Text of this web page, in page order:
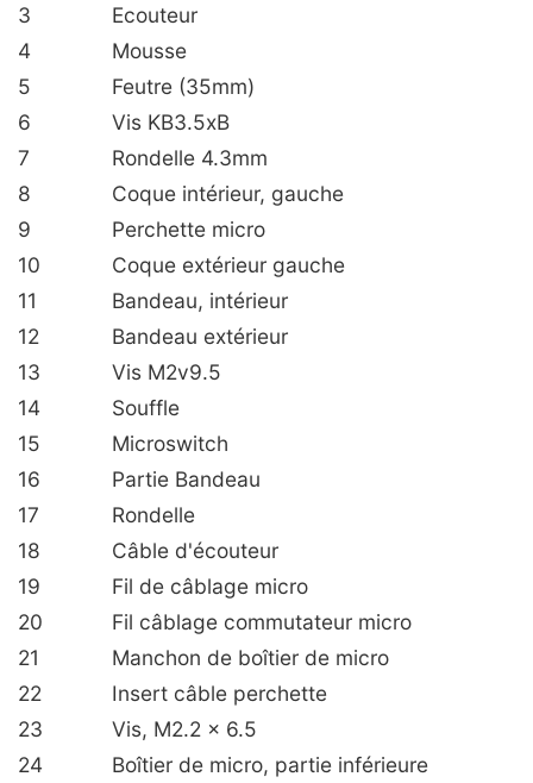
3
Ecouteur
4
Mousse
5
Feutre (35mm)
6
Vis KB3.5xB
7
Rondelle 4.3mm
8
Coque intérieur, gauche
9
Perchette micro
10
Coque extérieur gauche
11
Bandeau, intérieur
12
Bandeau extérieur
13
Vis M2v9.5
14
Souffle
15
Microswitch
16
Partie Bandeau
17
Rondelle
18
Câble d'écouteur
19
Fil de câblage micro
20
Fil câblage commutateur micro
21
Manchon de boîtier de micro
22
Insert câble perchette
23
Vis, M2.2 x 6.5
24
Boîtier de micro, partie inférieure